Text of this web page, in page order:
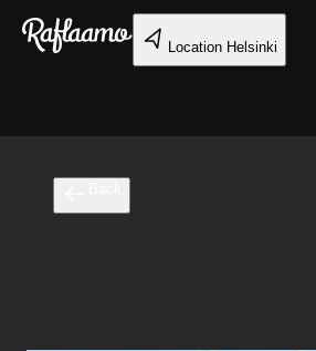
Skip to main content
Location Helsinki